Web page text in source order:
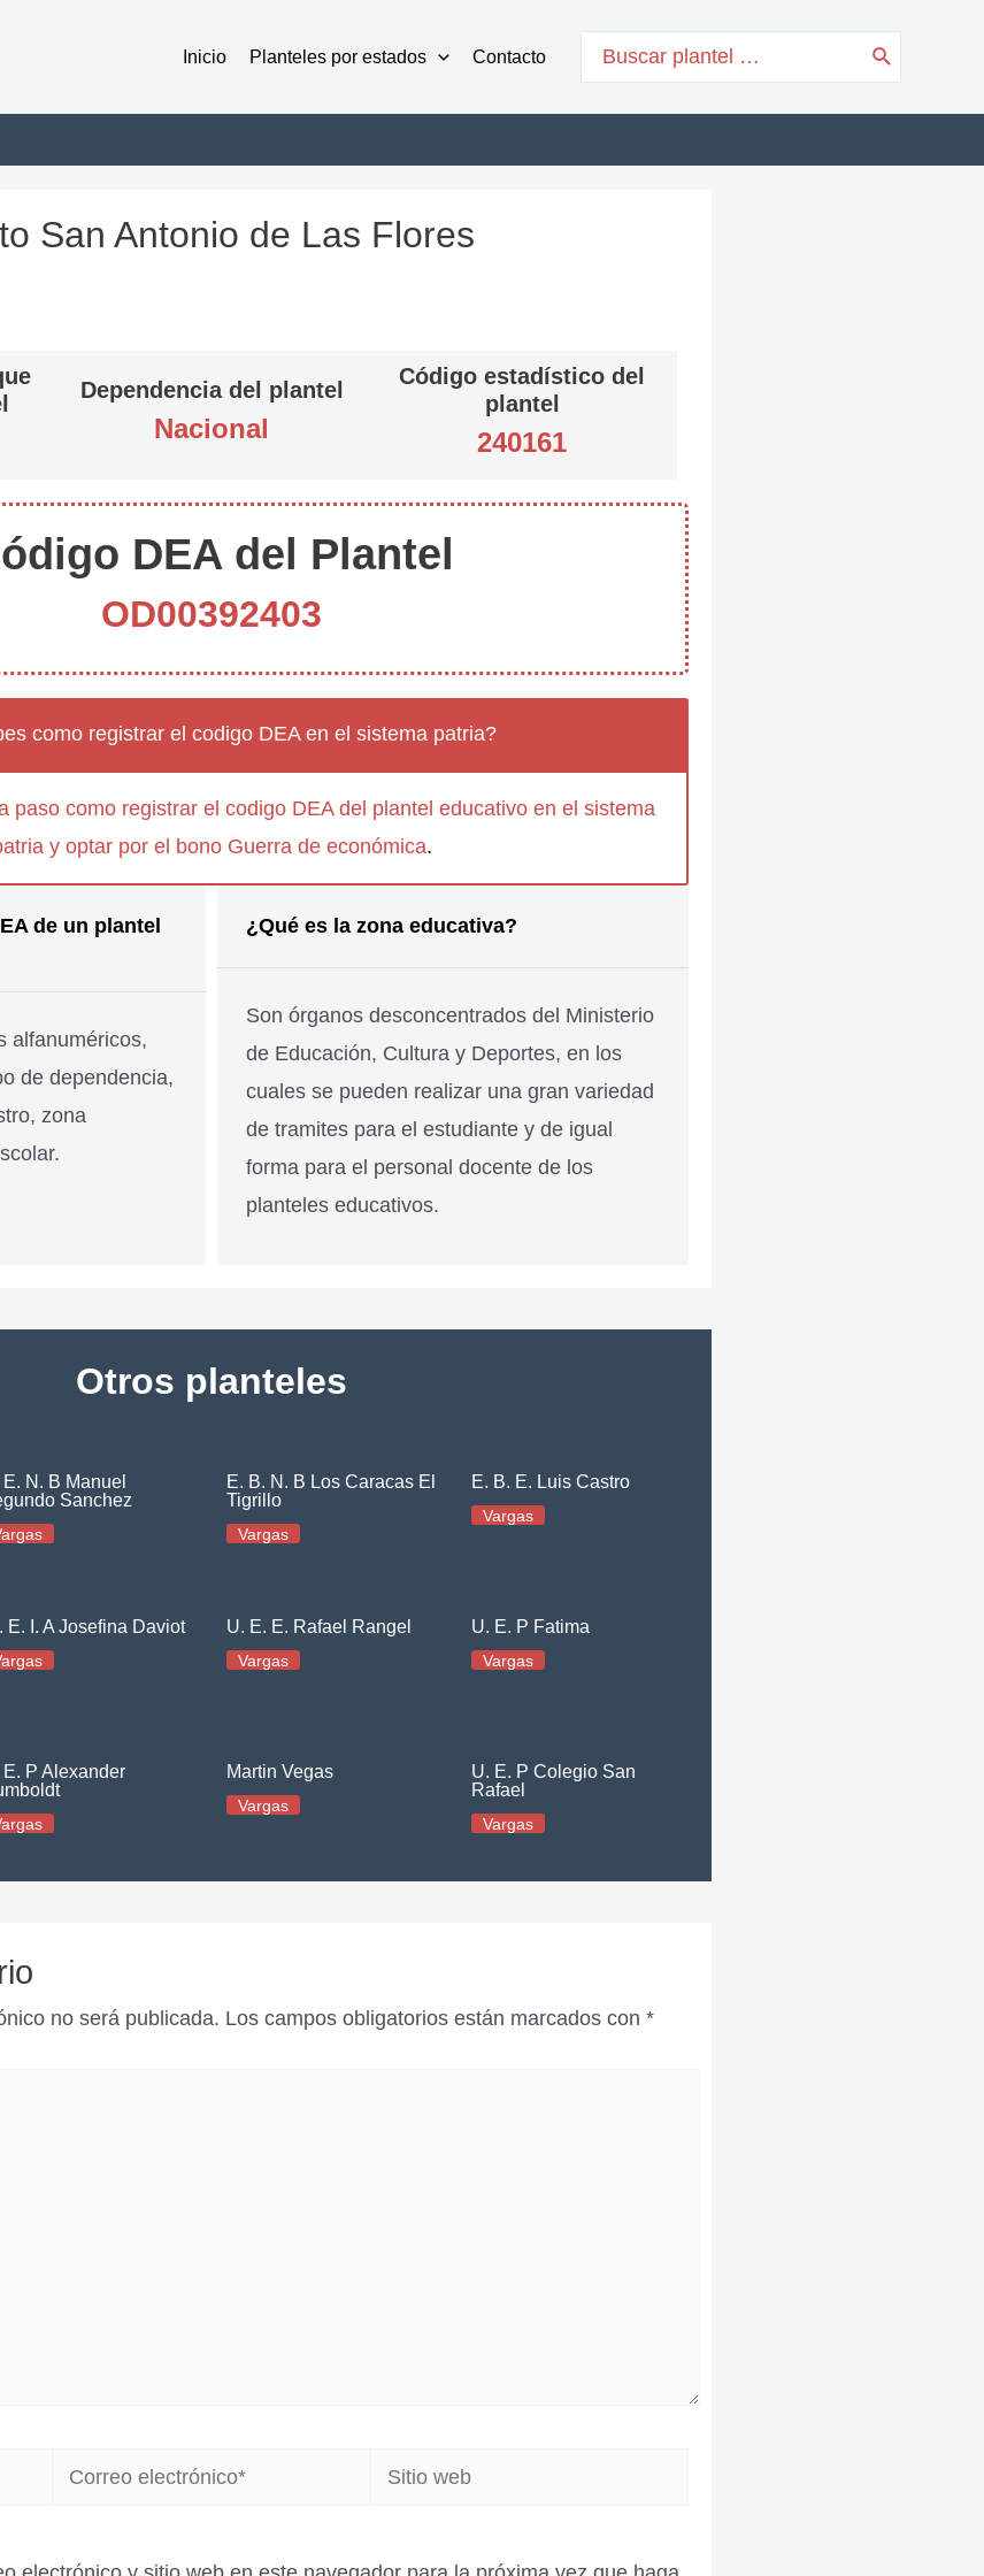
Inicio Planteles por estados Contacto
for:
San Antonio de Las Flores
Dependencia del plantel
Nacional
Código estadístico del
plantel
240161
DEA del Plantel
OD00392403
como registrar el codigo DEA en el sistema patria?
paso como registrar el codigo DEA del plantel educativo en el sistema
y optar por el bono Guerra de económica.
de un plantel
alfanuméricos,
de dependencia,
zona
¿Qué es la zona educativa?
Son órganos desconcentrados del Ministerio
de Educación, Cultura y Deportes, en los
cuales se pueden realizar una gran variedad
de tramites para el estudiante y de igual
forma para el personal docente de los
planteles educativos.
Otros planteles
E. N. B Manuel
Sanchez
E. B. N. B Los Caracas El
Tigrillo
Vargas
E. B. E. Luis Castro
Vargas
E. I. A Josefina Daviot U. E. E. Rafael Rangel
Vargas
U. E. P Fatima
Vargas
E. P Alexander
Martin Vegas
Vargas
U. E. P Colegio San
Rafael
Vargas
no será publicada. Los campos obligatorios están marcados con *
Correo
Sitio